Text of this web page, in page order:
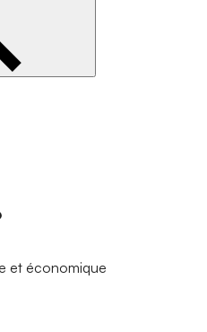
et économique